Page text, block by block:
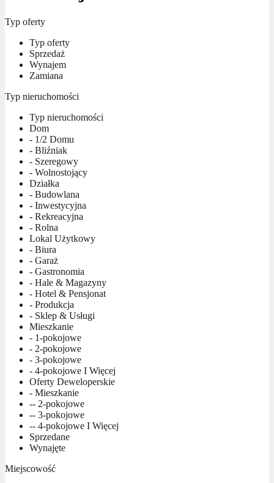
Typ oferty
Typ oferty
Sprzedaż
Wynajem
Zamiana
Typ nieruchomości
Typ nieruchomości
Dom
- 1/2 Domu
- Bliźniak
- Szeregowy
- Wolnostojący
Działka
- Budowlana
- Inwestycyjna
- Rekreacyjna
- Rolna
Lokal Użytkowy
- Biura
- Garaż
- Gastronomia
- Hale & Magazyny
- Hotel & Pensjonat
- Produkcja
- Sklep & Usługi
Mieszkanie
- 1-pokojowe
- 2-pokojowe
- 3-pokojowe
- 4-pokojowe I Więcej
Oferty Deweloperskie
- Mieszkanie
-- 2-pokojowe
-- 3-pokojowe
-- 4-pokojowe I Więcej
Sprzedane
Wynajęte
Miejscowość